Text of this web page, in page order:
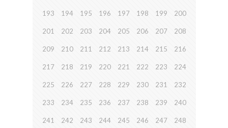
193 194 195 196 197 198 199 200
201 202 203 204 205 206 207 208
209 210 211 212 213 214 215 216
217 218 219 220 221 222 223 224
225 226 227 228 229 230 231 232
233 234 235 236 237 238 239 240
241 242 243 244 245 246 247 248